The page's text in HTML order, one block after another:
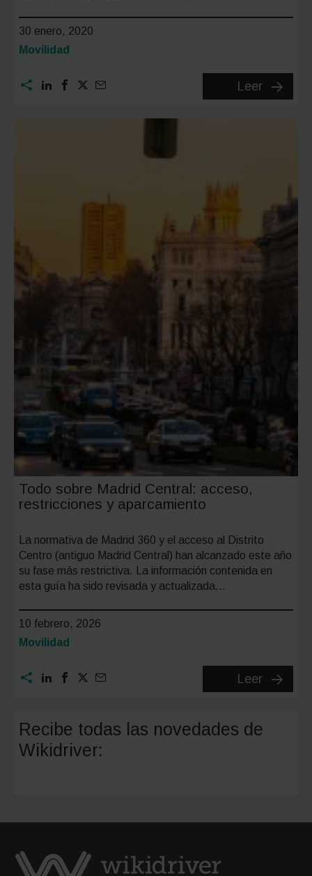
30 enero, 2020
Categoría:
Movilidad
Leer
de
adquirir
un
Todo sobre Madrid Central: acceso,
restricciones y aparcamiento
La normativa de Madrid 360 y el acceso al Distrito
Centro (antiguo Madrid Central) han alcanzado este año
su fase más restrictiva. La información contenida en
esta guía ha sido revisada y actualizada…
10 febrero, 2026
Categoría:
Movilidad
Leer
Todo
Recibe todas las novedades de
Wikidriver: